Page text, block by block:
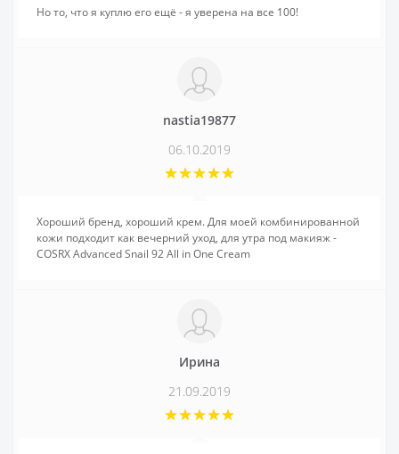
Но то, что я куплю его ещё - я уверена на все 100!
nastia19877
06.10.2019
Хороший бренд, хороший крем. Для моей комбинированной
кожи подходит как вечерний уход, для утра под макияж -
COSRX Advanced Snail 92 All in One Cream
Ирина
21.09.2019